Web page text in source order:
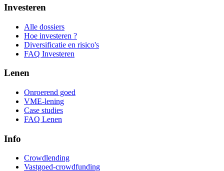
Investeren
Alle dossiers
Hoe investeren ?
Diversificatie en risico's
FAQ Investeren
Lenen
Onroerend goed
VME-lening
Case studies
FAQ Lenen
Info
Crowdlending
Vastgoed-crowdfunding